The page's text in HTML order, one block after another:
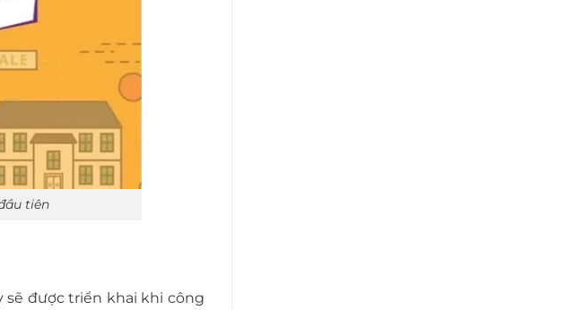
tiên
sẽ được triển khai khi công